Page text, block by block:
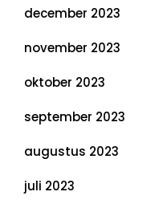
december 2023
november 2023
oktober 2023
september 2023
augustus 2023
juli 2023